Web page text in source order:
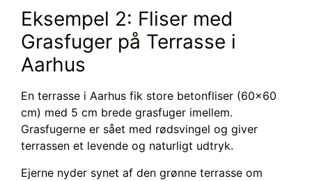
Eksempel 2: Fliser med
Grasfuger på Terrasse i
Aarhus
En terrasse i Aarhus fik store betonfliser (60×60
cm) med 5 cm brede grasfuger imellem.
Grasfugerne er sået med rødsvingel og giver
terrassen et levende og naturligt udtryk.
Ejerne nyder synet af den grønne terrasse om